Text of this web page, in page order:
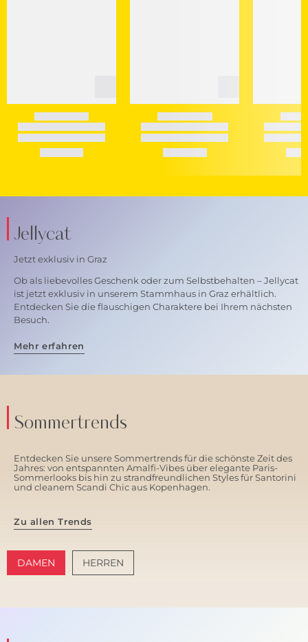
Jellycat
Jetzt exklusiv in Graz
Ob als liebevolles Geschenk oder zum Selbstbehalten – Jellycat
ist jetzt exklusiv in unserem Stammhaus in Graz erhältlich.
Entdecken Sie die flauschigen Charaktere bei Ihrem nächsten
Besuch.
Mehr erfahren
Sommertrends
Entdecken Sie unsere Sommertrends für die schönste Zeit des
Jahres: von entspannten Amalfi-Vibes über elegante Paris-
Sommerlooks bis hin zu strandfreundlichen Styles für Santorini
und cleanem Scandi Chic aus Kopenhagen.
Zu allen Trends
DAMEN HERREN